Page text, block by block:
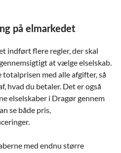
på elmarkedet
indført flere regler, der skal
at vælge elselskab.
totalprisen med alle afgifter, så
hvad du betaler. Det er også
elselskaber i Dragør gennem
se både pris,
med endnu større